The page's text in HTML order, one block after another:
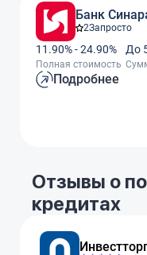
Банк
2Запросто
11.90% - 24.90%
Полная стоимость
До
Подробнее
Отзывы о
кредитах